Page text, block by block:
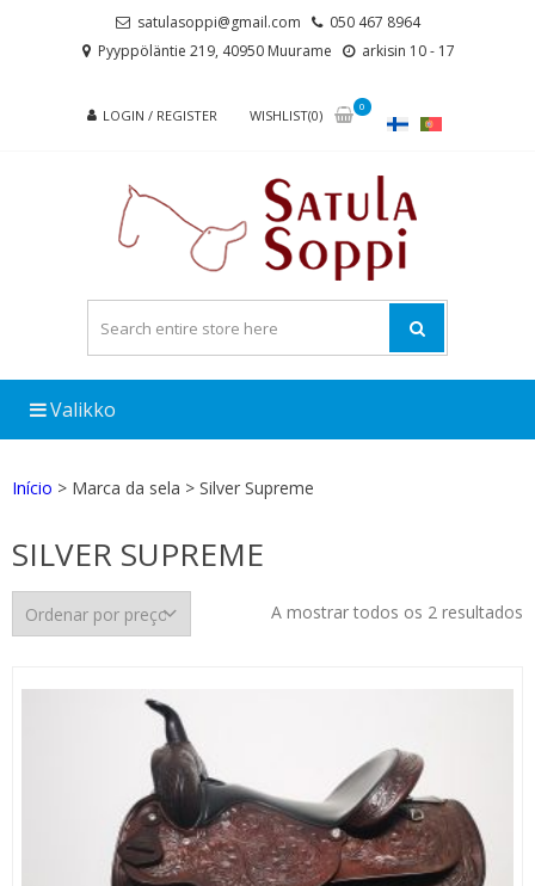
satulasoppi@gmail.com
050 467 8964
Pyyppöläntie 219, 40950 Muurame
arkisin 10 - 17
LOGIN / REGISTER WISHLIST(0)
0
Valikko
Início > Marca da sela > Silver Supreme
SILVER SUPREME
A mostrar todos os 2 resultados